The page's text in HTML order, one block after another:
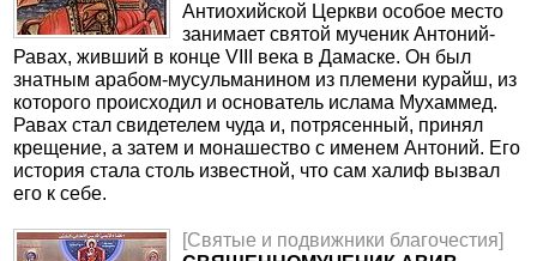
Антиохийской Церкви особое место
занимает святой мученик Антоний-
Равах, живший в конце VIII века в Дамаске. Он был
знатным арабом-мусульманином из племени курайш, из
которого происходил и основатель ислама Мухаммед.
Равах стал свидетелем чуда и, потрясенный, принял
крещение, а затем и монашество с именем Антоний. Его
история стала столь известной, что сам халиф вызвал
его к себе.
[Святые и подвижники благочестия]